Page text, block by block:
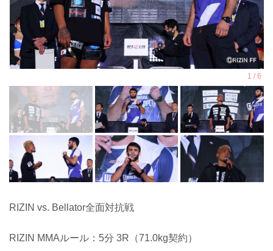
RIZIN vs. Bellator全面対抗戦
RIZIN MMAルール：5分 3R（71.0kg契約）